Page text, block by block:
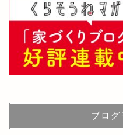
ブログ